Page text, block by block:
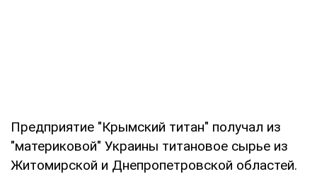
Предприятие "Крымский титан" получал из
"материковой" Украины титановое сырье из
Житомирской и Днепропетровской областей.